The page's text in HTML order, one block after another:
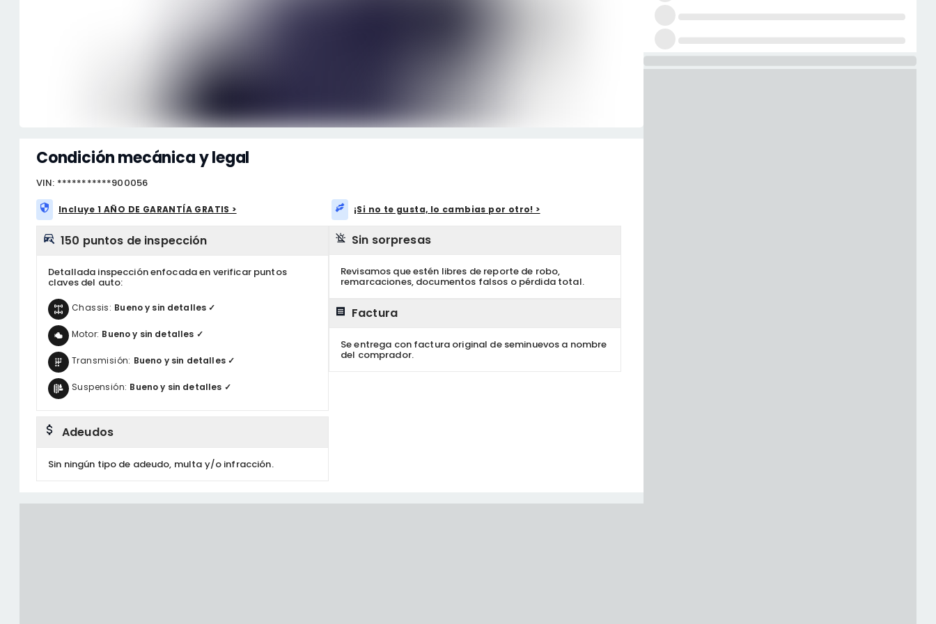
Condición mecánica y legal
VIN: ***********900056
Incluye 1 AÑO DE GARANTÍA GRATIS > ¡Si no te gusta, lo cambias por otro! >
150 puntos de inspección
Detallada inspección enfocada en verificar puntos
claves del auto:
Chassis: Bueno y sin detalles ✓
Motor: Bueno y sin detalles ✓
Transmisión: Bueno y sin detalles ✓
Suspensión: Bueno y sin detalles ✓
Adeudos
Sin ningún tipo de adeudo, multa y/o infracción.
Sin sorpresas
Revisamos que estén libres de reporte de robo,
remarcaciones, documentos falsos o pérdida total.
Factura
Se entrega con factura original de seminuevos a nombre
del comprador.